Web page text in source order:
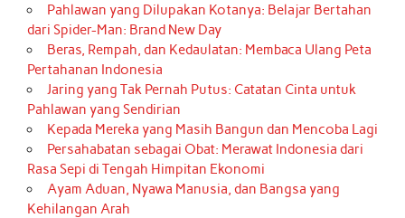
Pahlawan yang Dilupakan Kotanya: Belajar Bertahan
dari Spider-Man: Brand New Day
Beras, Rempah, dan Kedaulatan: Membaca Ulang Peta
Pertahanan Indonesia
Jaring yang Tak Pernah Putus: Catatan Cinta untuk
Pahlawan yang Sendirian
Kepada Mereka yang Masih Bangun dan Mencoba Lagi
Persahabatan sebagai Obat: Merawat Indonesia dari
Rasa Sepi di Tengah Himpitan Ekonomi
Ayam Aduan, Nyawa Manusia, dan Bangsa yang
Kehilangan Arah